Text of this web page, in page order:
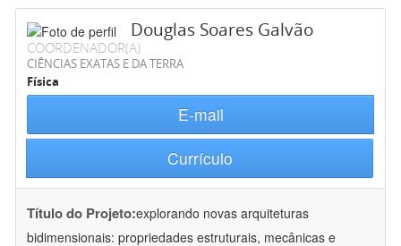
Douglas Soares Galvão
COORDENADOR(A)
CIÊNCIAS EXATAS E DA TERRA
Física
E-mail
Currículo
Título do Projeto:explorando novas arquiteturas
bidimensionais: propriedades estruturais, mecânicas e